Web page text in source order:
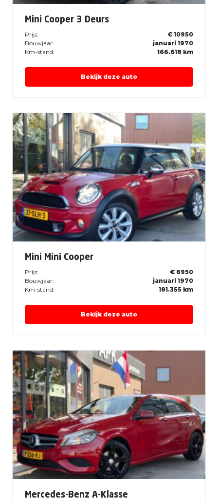
Mini Cooper 3 Deurs
Prijs:
€ 10950
Bouwjaar:
januari 1970
Km-stand:
166.618 km
Bekijk deze auto
Mini Mini Cooper
Prijs:
€ 6950
Bouwjaar:
januari 1970
Km-stand:
181.355 km
Bekijk deze auto
Mercedes-Benz A-Klasse